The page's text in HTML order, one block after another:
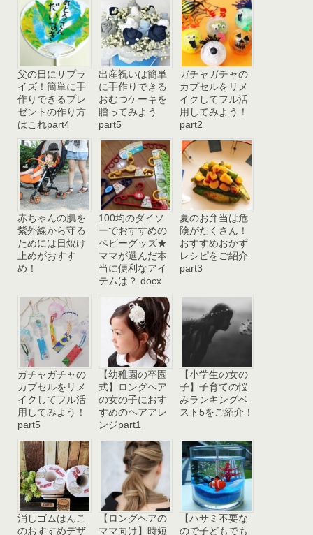
父の日にサプラ
イズ！簡単に手
作りできるプレ
ゼントの作り方
はこれpart4
出産祝いは簡単
に手作りできる
おむつケーキを
贈ってみよう
part5
ガチャガチャの
カプセルをリメ
イクしてフル活
用してみよう！
part2
赤ちゃんの肌を
紫外線から守る
ためには日焼け
止めがおすす
め！
100均のダイソ
ーでおすすめの
ベビーグッズ★
ママが選んだ本
当に便利なアイ
テムは？.docx
夏のお弁当は危
険がたくさん！
おすすめおかず
レシピをご紹介
part3
ガチャガチャの
カプセルをリメ
イクしてフル活
用してみよう！
part5
【幼稚園の卒園
式】ロングヘア
の女の子におす
すめのヘアアレ
ンジpart1
【小学生の女の
子】子育ての悩
みランキングベ
スト5をご紹介！
消しゴムはんこ
のおすすめデザ
【ロングヘアの
ママ向け】時短
【ハサミ不要な
ので子どもでも